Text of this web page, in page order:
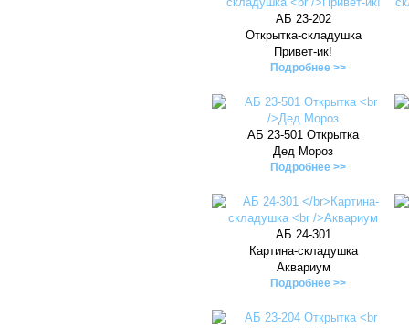
АБ 23-202
Открытка-складушка
Привет-ик!
Подробнее >>
АБ 23-501 Открытка
Дед Мороз
Подробнее >>
АБ 24-301
Картина-складушка
Аквариум
Подробнее >>